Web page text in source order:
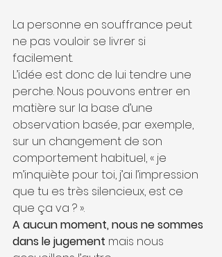
La personne en souffrance peut
ne pas vouloir se livrer si
facilement.
L’idée est donc de lui tendre une
perche. Nous pouvons entrer en
matière sur la base d’une
observation basée, par exemple,
sur un changement de son
comportement habituel, « je
m’inquiète pour toi, j’ai l’impression
que tu es très silencieux, est ce
que ça va ? ».
A aucun moment, nous ne sommes
dans le jugement mais nous